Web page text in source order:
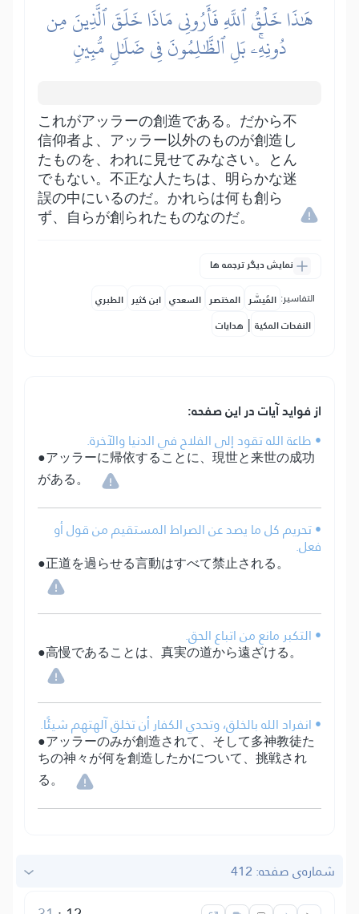
هَٰذَا خَلۡقُ ٱللَّهِ فَأَرُونِي مَاذَا خَلَقَ ٱلَّذِينَ مِن
دُونِهِۦۚ بَلِ ٱلظَّٰلِمُونَ فِي ضَلَٰلٖ مُّبِينٖ
これがアッラーの創造である。だから不
信仰者よ、アッラー以外のものが創造し
たものを、われに見せてみなさい。とん
でもない。不正な人たちは、明らかな迷
誤の中にいるのだ。かれらは何も創ら
ず、自らが創られたものなのだ。
نمایش دیگر ترجمه ها
التفاسير: المُيسَّر المختصر السعدي ابن كثير الطبري
النفحات المكية | هدايات
از فواید آیات در این صفحه:
• طاعة الله تقود إلى الفلاح في الدنيا والآخرة.
●アッラーに帰依することに、現世と来世の成功
がある。
• تحريم كل ما يصد عن الصراط المستقيم من قول أو
فعل.
●正道を過らせる言動はすべて禁止される。
• التكبر مانع من اتباع الحق.
●高慢であることは、真実の道から遠ざける。
• انفراد الله بالخلق، وتحدي الكفار أن تخلق آلهتهم شيئًا.
●アッラーのみが創造されて、そして多神教徒た
ちの神々が何を創造したかについて、挑戦され
る。
شماره‌ى صفحه: 412